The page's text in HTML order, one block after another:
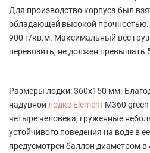
Для производство корпуса был
обладающей высокой прочностью.
900 г/кв.м. Максимальный вес
перевозить, не должен превышать
Размеры лодки: 360х150 мм.
надувной лодке Element М360 green
четыре человека, груженные
устойчивого поведения на воде в
предусмотрен баллон диаметром в